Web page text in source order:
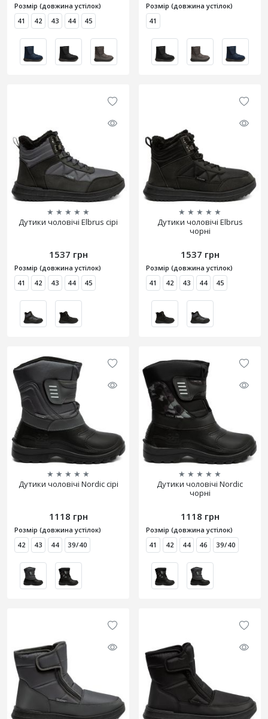
Розмір (довжина устілок)
41
42 43 44 45
Розмір (довжина устілок)
41
★ ★ ★ ★ ★
Дутики чоловічі Elbrus сірі
1537 грн
Розмір (довжина устілок)
41
42 43 44 45
★ ★ ★ ★ ★
Дутики чоловічі Elbrus
чорні
1537 грн
Розмір (довжина устілок)
41
42 43 44 45
★ ★ ★ ★ ★
Дутики чоловічі Nordic сірі
1118 грн
Розмір (довжина устілок)
42
43 44 39/40
★ ★ ★ ★ ★
Дутики чоловічі Nordic
чорні
1118 грн
Розмір (довжина устілок)
41
42 44 46 39/40